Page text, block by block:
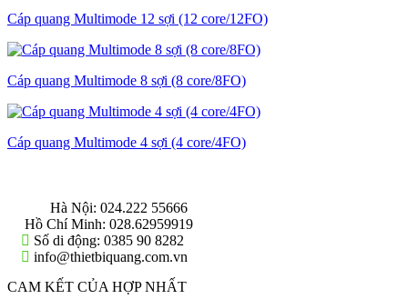
Cáp quang Multimode 12 sợi (12 core/12FO)
Cáp quang Multimode 8 sợi (8 core/8FO)
Cáp quang Multimode 4 sợi (4 core/4FO)
Hà Nội: 024.222 55666
Hồ Chí Minh: 028.62959919
Số di động: 0385 90 8282
info@thietbiquang.com.vn
CAM KẾT CỦA HỢP NHẤT